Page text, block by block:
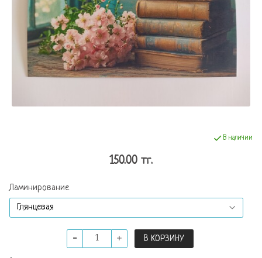
В наличии
150.00 тг.
Ламинирование
В КОРЗИНУ